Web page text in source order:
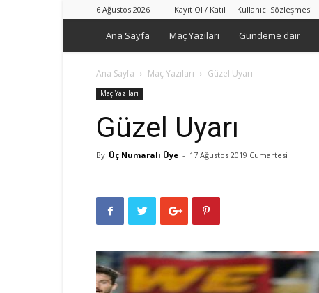
6 Ağustos 2026 Kayıt Ol / Katıl Kullanıcı Sözleşmesi
Ana Sayfa Maç Yazıları Gündeme dair
Ana Sayfa Maç Yazıları Güzel Uyarı
Maç Yazıları
Güzel Uyarı
By Üç Numaralı Üye - 17 Ağustos 2019 Cumartesi